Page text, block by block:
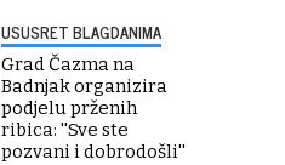
USUSRET BLAGDANIMA
Grad Čazma na
Badnjak organizira
podjelu prženih
ribica: ''Sve ste
pozvani i dobrodošli''